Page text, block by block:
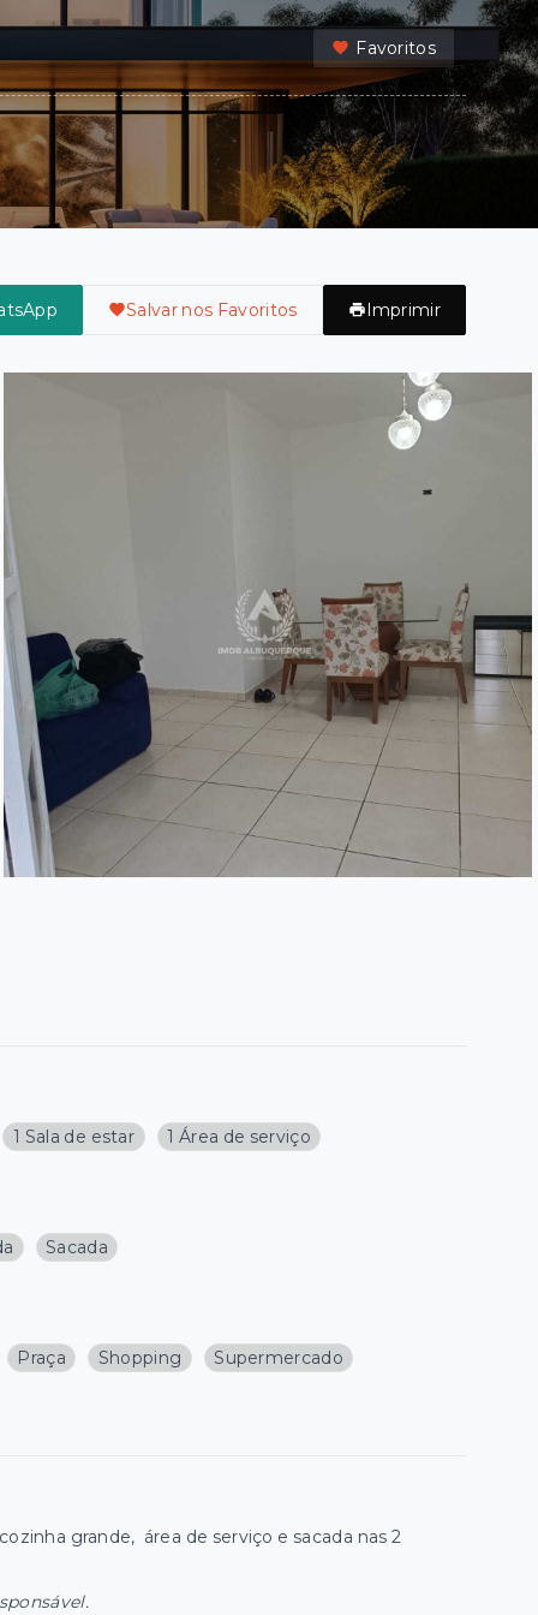
Favoritos
Salvar nos Favoritos Imprimir
1 Sala de estar 1 Área de serviço
Sacada
Praça Shopping Supermercado
grande, área de serviço e sacada nas 2